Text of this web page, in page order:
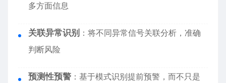
多方面信息
关联异常识别 ：将不同异常信号关联分析，准确
判断风险
预测性预警 ：基于模式识别提前预警，而不只是